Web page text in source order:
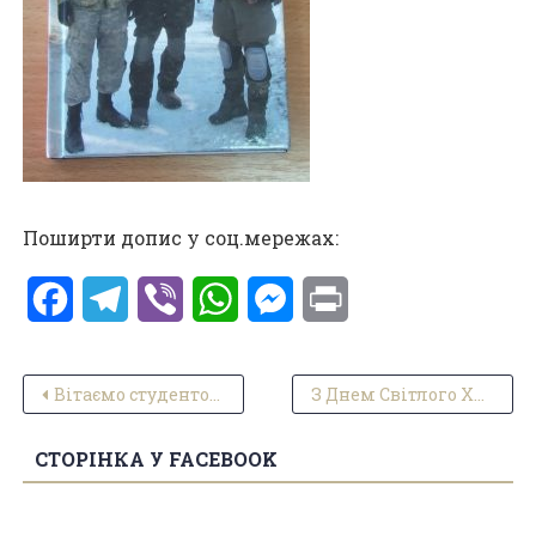
Поширти допис у соц.мережах:
FacebookTelegram
Viber WhatsAppMessenger
Навігація записів
Вітаємо студенток коледжу
СТОРІНКА У FACEBOOK